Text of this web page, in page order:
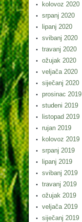
kolovoz 2020
srpanj 2020
lipanj 2020
svibanj 2020
travanj 2020
ožujak 2020
veljača 2020
siječanj 2020
prosinac 2019
studeni 2019
listopad 2019
rujan 2019
kolovoz 2019
srpanj 2019
lipanj 2019
svibanj 2019
travanj 2019
ožujak 2019
veljača 2019
siječanj 2019